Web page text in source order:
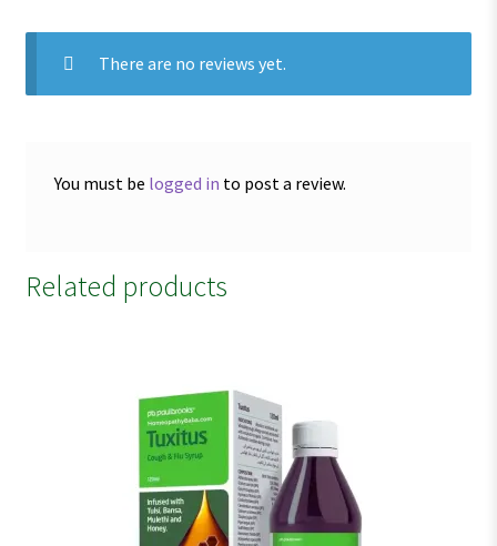
There are no reviews yet.
You must be logged in to post a review.
Related products